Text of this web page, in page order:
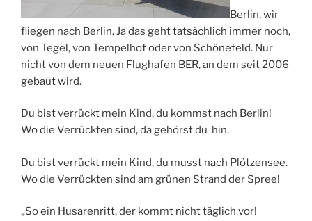
Berlin, wir
fliegen nach Berlin. Ja das geht tatsächlich immer noch,
von Tegel, von Tempelhof oder von Schönefeld. Nur
nicht von dem neuen Flughafen BER, an dem seit 2006
gebaut wird.
Du bist verrückt mein Kind, du kommst nach Berlin!
Wo die Verrückten sind, da gehörst du hin.
Du bist verrückt mein Kind, du musst nach Plötzensee.
Wo die Verrückten sind am grünen Strand der Spree!
„So ein Husarenritt, der kommt nicht täglich vor!